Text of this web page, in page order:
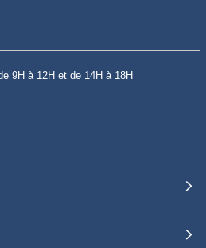
9H à 12H et de 14H à 18H